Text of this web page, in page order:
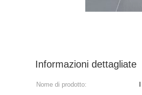
Informazioni dettagliate
Nome di prodotto: